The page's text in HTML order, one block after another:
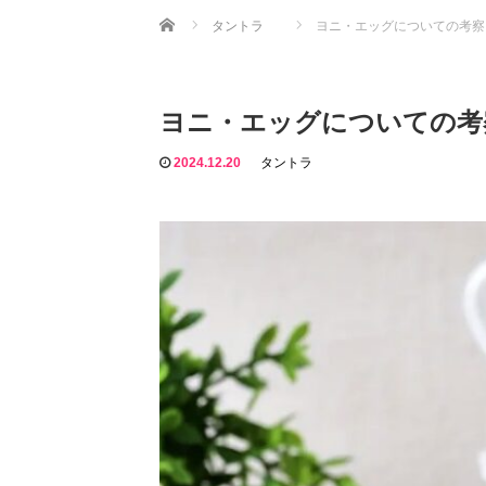
Home タントラ ヨニ・エッグについての考察
ヨニ・エッグについての
2024.12.20 タントラ